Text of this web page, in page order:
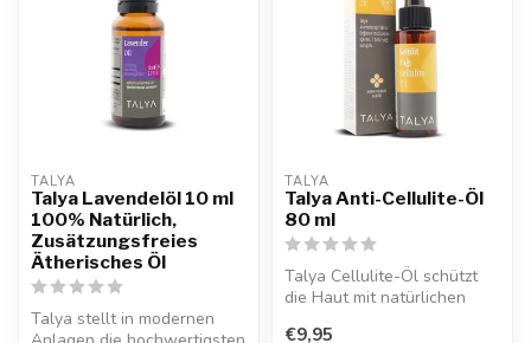
TALYA
Talya Lavendelöl 10 ml
100% Natürlich,
Zusätzungsfreies
Ätherisches Öl
Talya stellt in modernen
TALYA
Talya Anti-Cellulite-Öl
80 ml
Talya Cellulite-Öl schützt
die Haut mit natürlichen
€9,95